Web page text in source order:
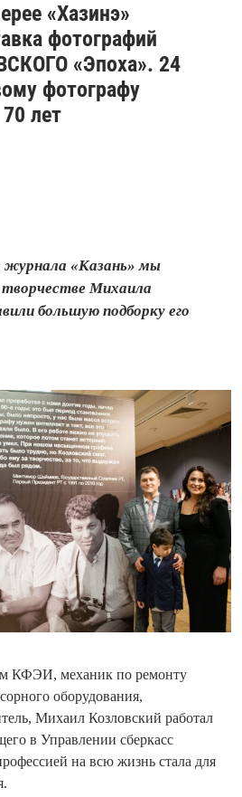
«Хазинэ»
фотографий
«Эпоха». 24
фотографу
лет
журнала «Казань» мы
Михаила
большую подборку его
КФЭИ, механик по ремонту
оборудования,
Михаил Козловский работал
в Управлении сберкасс
на всю жизнь стала для